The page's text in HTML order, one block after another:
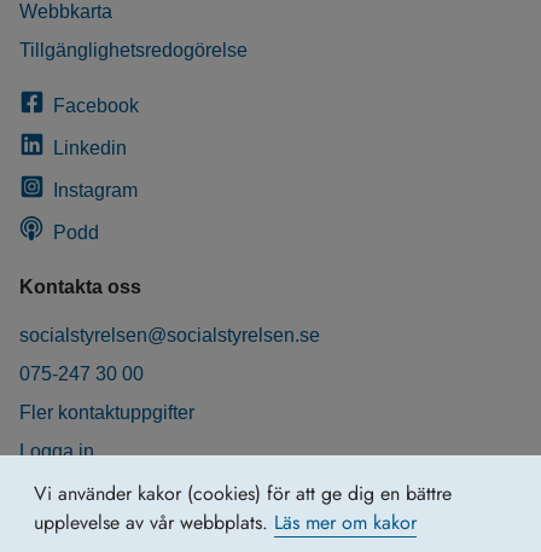
Vi använder kakor (cookies) för att ge dig en bättre
upplevelse av vår webbplats. Läs mer om kakor
Webbkarta
Tillgänglighetsredogörelse
Facebook
Linkedin
Instagram
Podd
Kontakta oss
socialstyrelsen@socialstyrelsen.se
075-247 30 00
Fler kontaktuppgifter
Logga in
Behandling av personuppgifter